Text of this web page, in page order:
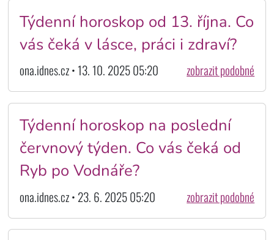
Týdenní horoskop od 13. října. Co
vás čeká v lásce, práci i zdraví?
ona.idnes.cz • 13. 10. 2025 05:20 zobrazit podobné
Týdenní horoskop na poslední
červnový týden. Co vás čeká od
Ryb po Vodnáře?
ona.idnes.cz • 23. 6. 2025 05:20 zobrazit podobné